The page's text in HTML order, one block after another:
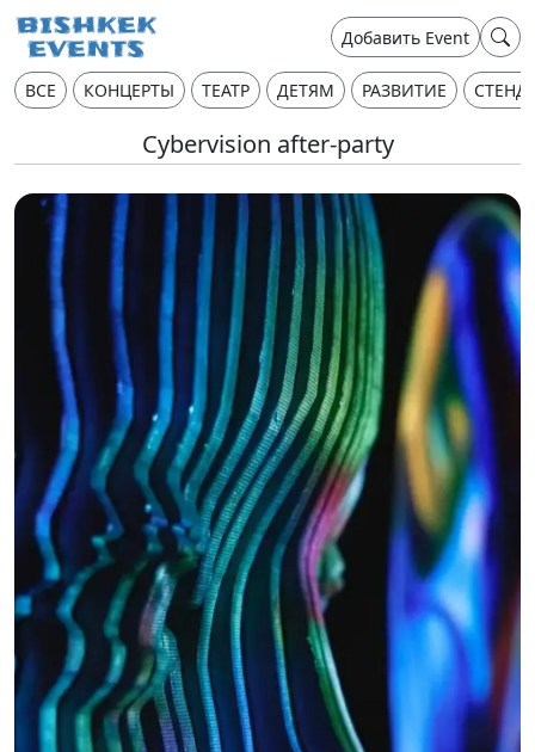
Добавить Event
ВСЕ КОНЦЕРТЫ ТЕАТР ДЕТЯМ РАЗВИТИЕ
Cybervision after-party